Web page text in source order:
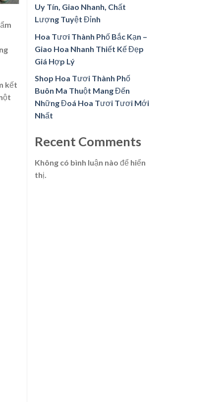
kết
Uy Tín, Giao Nhanh, Chất
Lượng Tuyệt Đỉnh
Hoa Tươi Thành Phố Bắc Kạn –
Giao Hoa Nhanh Thiết Kế Đẹp
Giá Hợp Lý
Shop Hoa Tươi Thành Phố
Buôn Ma Thuột Mang Đến
Những Đoá Hoa Tươi Tươi Mới
Nhất
Recent Comments
Không có bình luận nào để hiển
thị.